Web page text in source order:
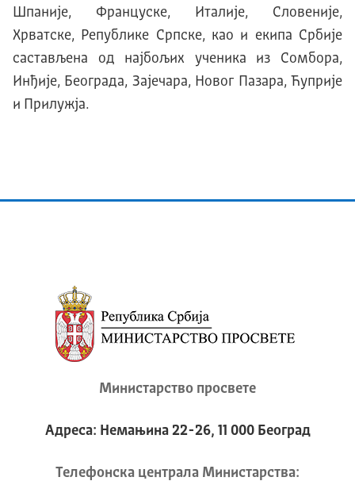
Шпаније, Француске, Италије, Словеније,
Хрватске, Републике Српске, као и екипа Србије
састављена од најбољих ученика из Сомбора,
Инђије, Београда, Зајечара, Новог Пазара, Ћуприје
и Прилужја.
Министарство просвете
Адреса: Немањина 22-26, 11 000 Београд
Телeфонска централа Mинистарства: